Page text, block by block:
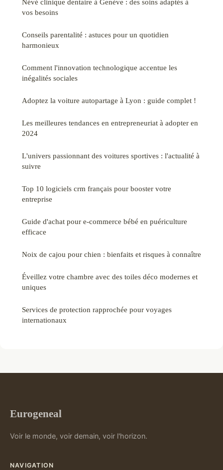
Névé clinique dentaire à Genève : des soins adaptés à
vos besoins
Conseils parentalité : astuces pour un quotidien
harmonieux
Comment l'innovation technologique accentue les
inégalités sociales
Adoptez la voiture autopartage à Lyon : guide complet !
Les meilleures tendances en entrepreneuriat à adopter en
2024
L'univers passionnant des voitures sportives : l'actualité à
suivre
Top 10 logiciels crm français pour booster votre
entreprise
Guide d'achat pour e-commerce bébé en puériculture
efficace
Noix de cajou pour chien : bienfaits et risques à connaître
Éveillez votre chambre avec des toiles déco modernes et
uniques
Services de protection rapprochée pour voyages
internationaux
Eurogeneal
Voir le monde, voir demain, voir l'horizon.
NAVIGATION